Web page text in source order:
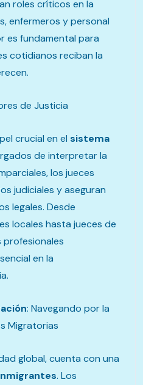
roles críticos en la
enfermeros y personal
es fundamental para
cotidianos reciban la
de Justicia
crucial en el sistema
de interpretar la
los jueces
judiciales y aseguran
legales. Desde
locales hasta jueces de
profesionales
en la
: Navegando por la
Migratorias
global, cuenta con una
. Los